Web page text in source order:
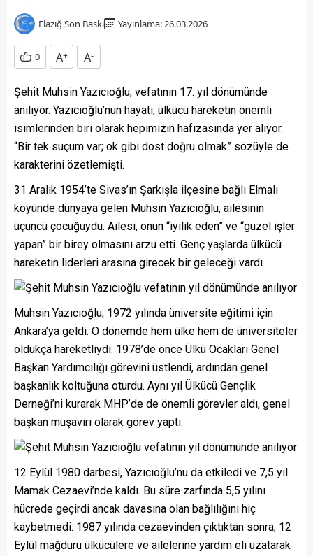
Elazığ Son Baskı Yayınlama: 26.03.2026
0 A+ A-
Şehit Muhsin Yazıcıoğlu, vefatının 17. yıl dönümünde
anılıyor. Yazıcıoğlu’nun hayatı, ülkücü hareketin önemli
isimlerinden biri olarak hepimizin hafızasında yer alıyor.
“Bir tek suçum var; ok gibi dost doğru olmak” sözüyle de
karakterini özetlemişti.
31 Aralık 1954’te Sivas’ın Şarkışla ilçesine bağlı Elmalı
köyünde dünyaya gelen Muhsin Yazıcıoğlu, ailesinin
üçüncü çocuğuydu. Ailesi, onun “iyilik eden” ve “güzel işler
yapan” bir birey olmasını arzu etti. Genç yaşlarda ülkücü
hareketin liderleri arasına girecek bir geleceği vardı.
Muhsin Yazıcıoğlu, 1972 yılında üniversite eğitimi için
Ankara’ya geldi. O dönemde hem ülke hem de üniversiteler
oldukça hareketliydi. 1978’de önce Ülkü Ocakları Genel
Başkan Yardımcılığı görevini üstlendi, ardından genel
başkanlık koltuğuna oturdu. Aynı yıl Ülkücü Gençlik
Derneği’ni kurarak MHP’de de önemli görevler aldı, genel
başkan müşaviri olarak görev yaptı.
12 Eylül 1980 darbesi, Yazıcıoğlu’nu da etkiledi ve 7,5 yıl
Mamak Cezaevi’nde kaldı. Bu süre zarfında 5,5 yılını
hücrede geçirdi ancak davasına olan bağlılığını hiç
kaybetmedi. 1987 yılında cezaevinden çıktıktan sonra, 12
Eylül mağduru ülkücülere ve ailelerine yardım eli uzatarak